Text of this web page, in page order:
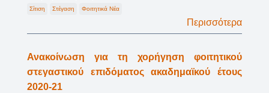
Σίτιση Στέγαση Φοιτητικά Νέα
Περισσότερα
Ανακοίνωση για τη χορήγηση φοιτητικού
στεγαστικού επιδόματος ακαδημαϊκού έτους
2020-21